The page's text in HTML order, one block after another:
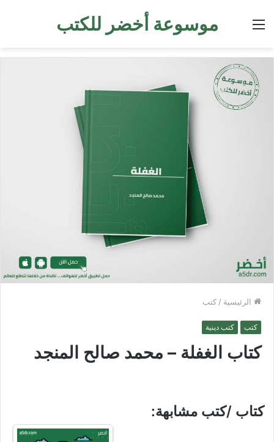
موسوعة أخضر للكتب القائمة
الرئيسية / كتب
كتب كتب دينية
كتاب الغفلة – محمد صالح المنجد
كتاب /كتب مشابهة: